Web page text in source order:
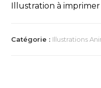
Illustration à
Catégorie : Illustrations